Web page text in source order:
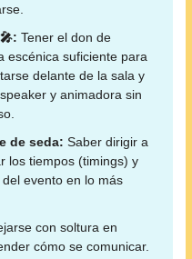
Tener el don de
escénica suficiente para
delante de la sala y
y animadora sin
de seda: Saber dirigir a
los tiempos (timings) y
evento en lo más
con soltura en
cómo se comunicar.